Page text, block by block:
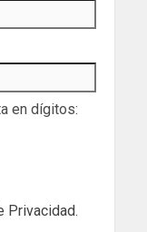
en dígitos:
Privacidad.